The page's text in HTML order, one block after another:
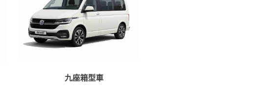
九座箱型車